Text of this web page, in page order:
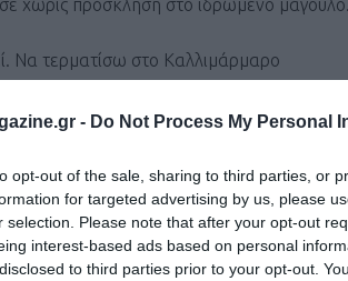
- Do Not Process My Personal
opt-out of the sale, sharing to third parties, or
for targeted advertising by us, please
selection. Please note that after your opt-out
interest-based ads based on personal
to third parties prior to your opt-out.
χωρίς πρόσκληση στο ιδρωμένο μάγουλο.
Να τερματίσω στο Καλλιμάρμαρο
δρομείς, που σηκώσατε το χέρι
μέτρησαν τα βήματά σας και τα